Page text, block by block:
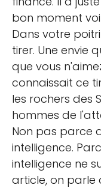
bon moment
Dans votre
tirer. Une envie
que vous
connaissait ce
les rochers des
hommes de
Non pas parce
intelligence.
intelligence ne
article, on parle